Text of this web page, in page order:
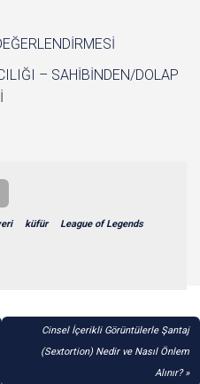
– SAHİBİNDEN/DOLAP
küfür League of Legends
Cinsel İçerikli Görüntülerle Şantaj
(Sextortion) Nedir ve Nasıl Önlem
Alınır?